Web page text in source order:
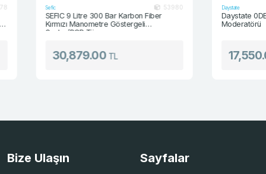
53980
SEFIC 9 Litre 300 Bar Karbon Fiber
Kırmızı Manometre Göstergeli
Scuba/PCP Tüp
30,879.00TL
Daystate 0DB
Moderatörü
17,550.00
Bize Ulaşın Sayfalar